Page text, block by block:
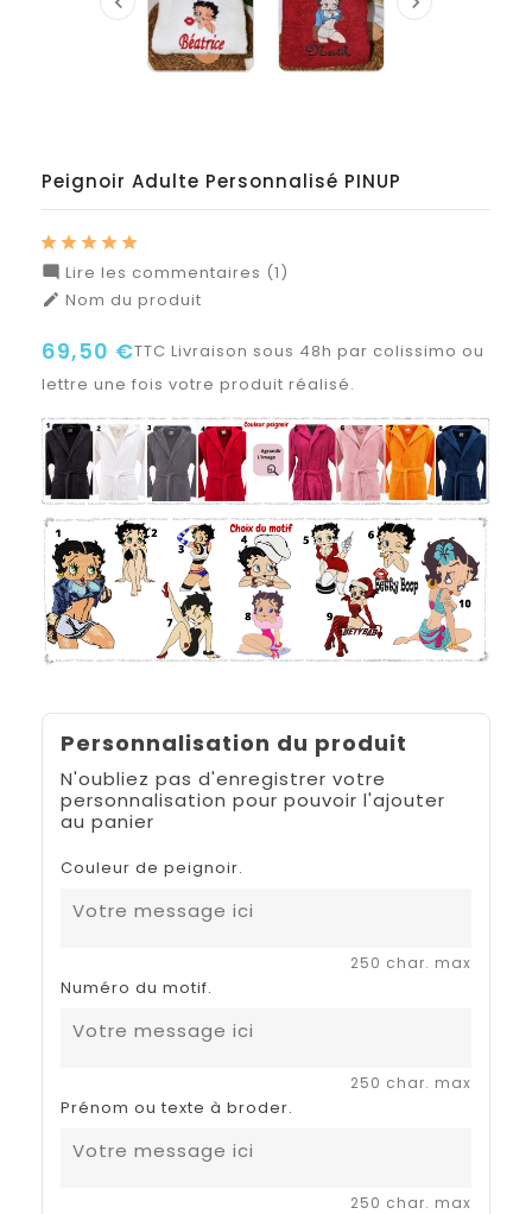
Peignoir Adulte Personnalisé PINUP
 Lire les commentaires (1)
 Nom du produit
69,50 €TTC Livraison sous 48h par colissimo ou
lettre une fois votre produit réalisé.
Personnalisation du produit
N'oubliez pas d'enregistrer votre
personnalisation pour pouvoir l'ajouter
au panier
Couleur de peignoir.
250 char. max
Numéro du motif.
250 char. max
Prénom ou texte à broder.
250 char. max